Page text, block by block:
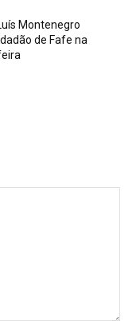
Montenegro
de Fafe na